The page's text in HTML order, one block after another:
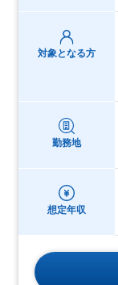
対象となる方
勤務地
想定年収